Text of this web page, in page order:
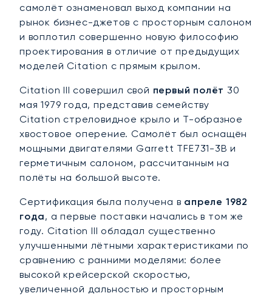
самолёт ознаменовал выход компании на
рынок бизнес-джетов с просторным салоном
и воплотил совершенно новую философию
проектирования в отличие от предыдущих
моделей Citation с прямым крылом.
Citation III совершил свой первый полёт 30
мая 1979 года, представив семейству
Citation стреловидное крыло и Т-образное
хвостовое оперение. Самолёт был оснащён
мощными двигателями Garrett TFE731-3B и
герметичным салоном, рассчитанным на
полёты на большой высоте.
Сертификация была получена в апреле 1982
года, а первые поставки начались в том же
году. Citation III обладал существенно
улучшенными лётными характеристиками по
сравнению с ранними моделями: более
высокой крейсерской скоростью,
увеличенной дальностью и просторным